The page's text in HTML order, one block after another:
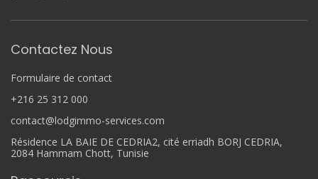
Contactez Nous
Formulaire de contact
+216 25 312 000
contact@lodgimmo-services.com
Résidence LA BAIE DE CEDRIA2, cité erriadh BORJ CEDRIA,
2084 Hammam Chott, Tunisie